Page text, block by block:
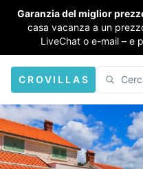
Garanzia del miglior
casa vacanza a un
LiveChat o e-mail – e
CROVILLAS